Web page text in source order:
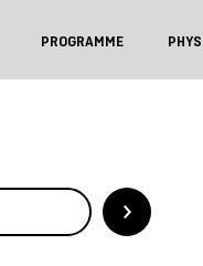
PROGRAMME